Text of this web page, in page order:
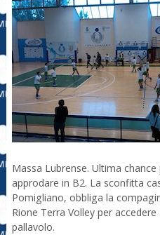
Massa Lubrense. Ultima
approdare in B2. La sconfitta
Pomigliano, obbliga la
Rione Terra Volley per
pallavolo.